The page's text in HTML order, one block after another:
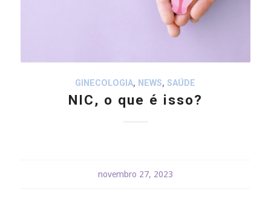
GINECOLOGIA, NEWS,SAÚDE
NIC, o que é isso?
novembro 27, 2023